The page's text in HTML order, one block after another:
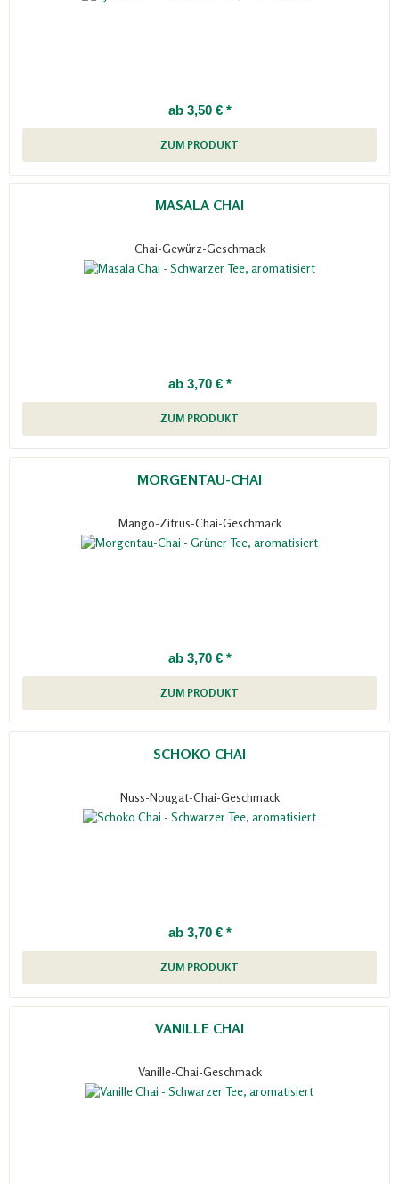
ab 3,50 € *
ZUM PRODUKT
MASALA CHAI
Chai-Gewürz-Geschmack
ab 3,70 € *
ZUM PRODUKT
MORGENTAU-CHAI
Mango-Zitrus-Chai-Geschmack
ab 3,70 € *
ZUM PRODUKT
SCHOKO CHAI
Nuss-Nougat-Chai-Geschmack
ab 3,70 € *
ZUM PRODUKT
VANILLE CHAI
Vanille-Chai-Geschmack